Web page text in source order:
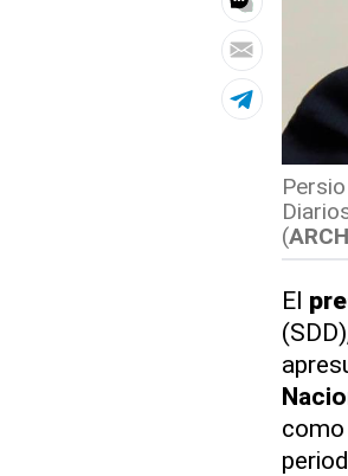
(
El